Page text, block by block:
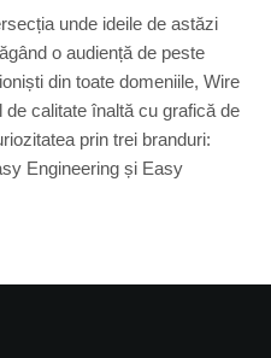
unde ideile de astăzi
o audiență de peste
din toate domeniile, Wire
calitate înaltă cu grafică de
prin trei branduri:
Engineering și Easy